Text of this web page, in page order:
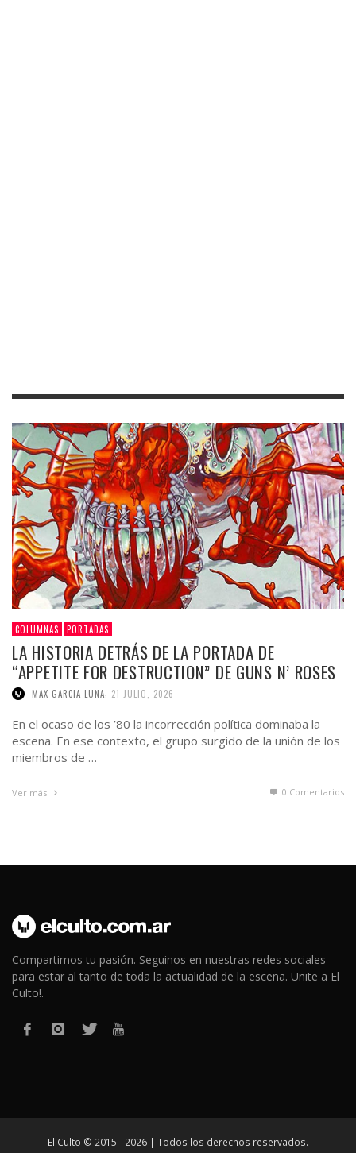
COLUMNAS PORTADAS
LA HISTORIA DETRÁS DE LA PORTADA DE
“APPETITE FOR DESTRUCTION” DE GUNS N’ ROSES
MAX GARCIA LUNA 21 JULIO, 2026
En el ocaso de los ’80 la incorrección política dominaba la
escena. En ese contexto, el grupo surgido de la unión de los
miembros de …
Ver más 0 Comentarios
Compartimos tu pasión. Seguinos en nuestras redes sociales
para estar al tanto de toda la actualidad de la escena. Unite a El
Culto!.
El Culto © 2015 - 2026 | Todos los derechos reservados.